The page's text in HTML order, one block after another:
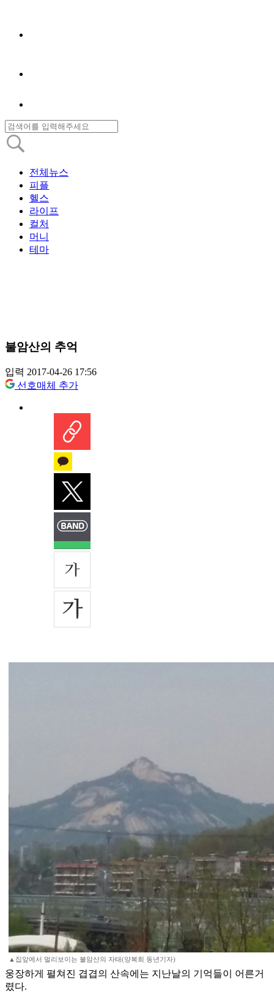
전체뉴스
피플
헬스
라이프
컬처
머니
테마
불암산의 추억
입력 2017-04-26 17:56
선호매체 추가
▲집앞에서 멀리보이는 불암산의 자태(양복희 동년기자)
웅장하게 펼쳐진 겹겹의 산속에는 지난날의 기억들이 어른거
렸다.